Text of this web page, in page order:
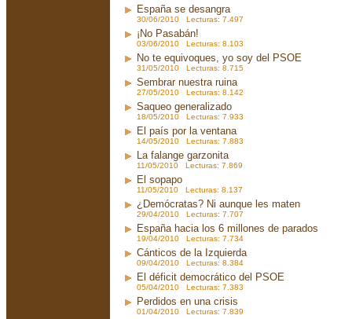
España se desangra
30/06/2010 Lecturas: 7.497
¡No Pasabán!
03/06/2010 Lecturas: 8.103
No te equivoques, yo soy del PSOE
31/05/2010 Lecturas: 8.715
Sembrar nuestra ruina
27/05/2010 Lecturas: 8.142
Saqueo generalizado
18/05/2010 Lecturas: 7.933
El país por la ventana
14/05/2010 Lecturas: 7.883
La falange garzonita
11/05/2010 Lecturas: 7.869
El sopapo
11/05/2010 Lecturas: 8.137
¿Demócratas? Ni aunque les maten
29/04/2010 Lecturas: 7.707
España hacia los 6 millones de parados
19/04/2010 Lecturas: 7.734
Cánticos de la Izquierda
09/04/2010 Lecturas: 8.384
El déficit democrático del PSOE
05/04/2010 Lecturas: 7.383
Perdidos en una crisis
01/04/2010 Lecturas: 7.839